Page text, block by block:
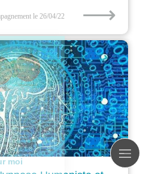
le 26/04/22 ⟶